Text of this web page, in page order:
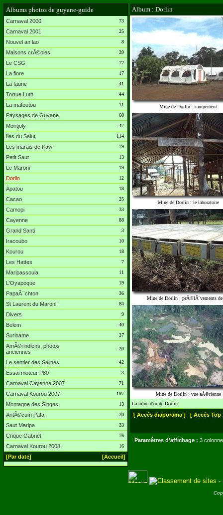
Albums photos de guyane-guide
Carnaval 2000 73
Carnaval 2001 25
Nouvel an lao 8
Maisons crÃ©oles 39
Le CSG 77
La flore 17
La faune 41
Tortue Luth 44
La matoutou 11
Paysages de Guyane 60
Montjoly 47
Iles du Salut 114
Les marais de Kaw 79
Petit Saut 13
Le Maroni 19
Dorlin 12
Apatou 18
Cacao 25
Camopi 33
Cayenne 88
Grand Santi 3
Iracoubo 10
Kourou 18
Les Hattes 7
Maripassoula 11
L'Oyapoque 19
PapaÃ¯chton 36
St Laurent du Maroni 84
Divers 9
Belem 40
Suriname 37
AmÃ©rindiens, photos
anciennes
20
Le sentier des Salines 42
Essai moteur P80 3
Carnaval Cayenne 2007 71
Carnaval Kourou 2007 197
Montagne des Singes 13
AntÃ©cum Pata 20
Saut Maripa 33
Crique Gabriel 76
Carnaval Kourou 2008 16
[Par date] [Accueil]
Album : Dorlin
Mine de Dorlin : campement
Mine de Dorlin : le laboratoire
Mine de Dorlin : prÃ©lÃ¨vements
Mine de Dorlin : vue aÃ©rienne
La mine d'or de Dorlin
[ Accès diaporama ] [ Accès Top
Paramêtres d'affichage : 3